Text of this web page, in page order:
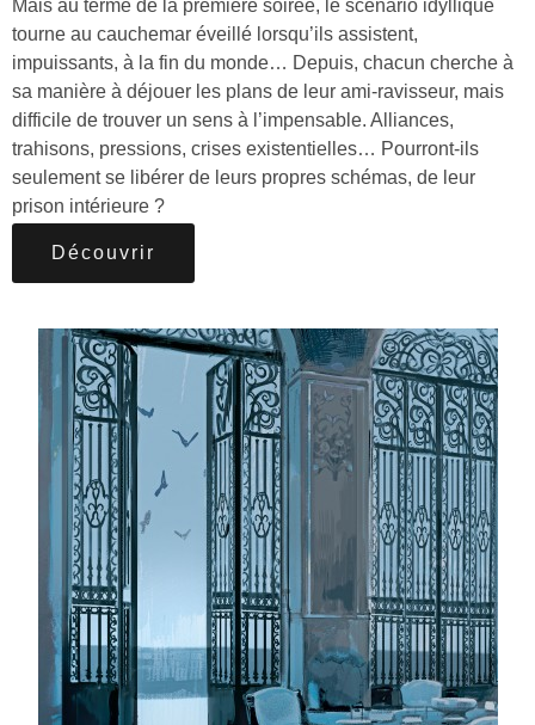
Mais au terme de la première soirée, le scénario idyllique
tourne au cauchemar éveillé lorsqu’ils assistent,
impuissants, à la fin du monde… Depuis, chacun cherche à
sa manière à déjouer les plans de leur ami-ravisseur, mais
difficile de trouver un sens à l’impensable. Alliances,
trahisons, pressions, crises existentielles… Pourront-ils
seulement se libérer de leurs propres schémas, de leur
prison intérieure ?
Découvrir